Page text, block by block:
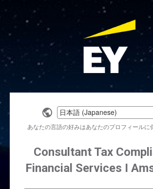
Select
a
language
あなたの言語の好みはあなたのプロフィールに
Consultant Tax
Financial Services I